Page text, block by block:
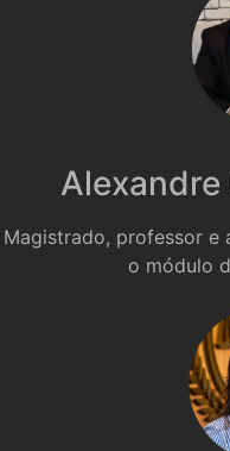
Alexandre
Magistrado, professor e
o módulo